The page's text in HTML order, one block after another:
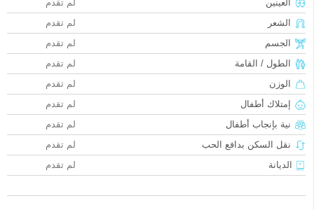
العينين
لم تقدم
الشعر
لم تقدم
الجسم
لم تقدم
الطول / القامة
لم تقدم
الوزن
لم تقدم
إمتلاك أطفال
لم تقدم
نية بإنجاب أطفال
لم تقدم
نقل السكن بدافع الحب
لم تقدم
الديانة
لم تقدم